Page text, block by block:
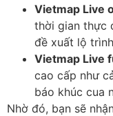
Vietmap Live
thời gian thực
đề xuất lộ trình
Vietmap Live
cao cấp như
báo khúc cua
Nhờ đó, bạn sẽ